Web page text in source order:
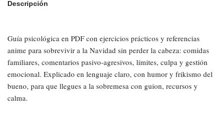
Descripción
Guía psicológica en PDF con ejercicios prácticos y referencias
anime para sobrevivir a la Navidad sin perder la cabeza: comidas
familiares, comentarios pasivo-agresivos, límites, culpa y gestión
emocional. Explicado en lenguaje claro, con humor y frikismo del
bueno, para que llegues a la sobremesa con guion, recursos y
calma.